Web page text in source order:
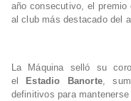
año consecutivo, el
al club más destacado del
La Máquina selló su
el
Estadio Banorte,
definitivos para